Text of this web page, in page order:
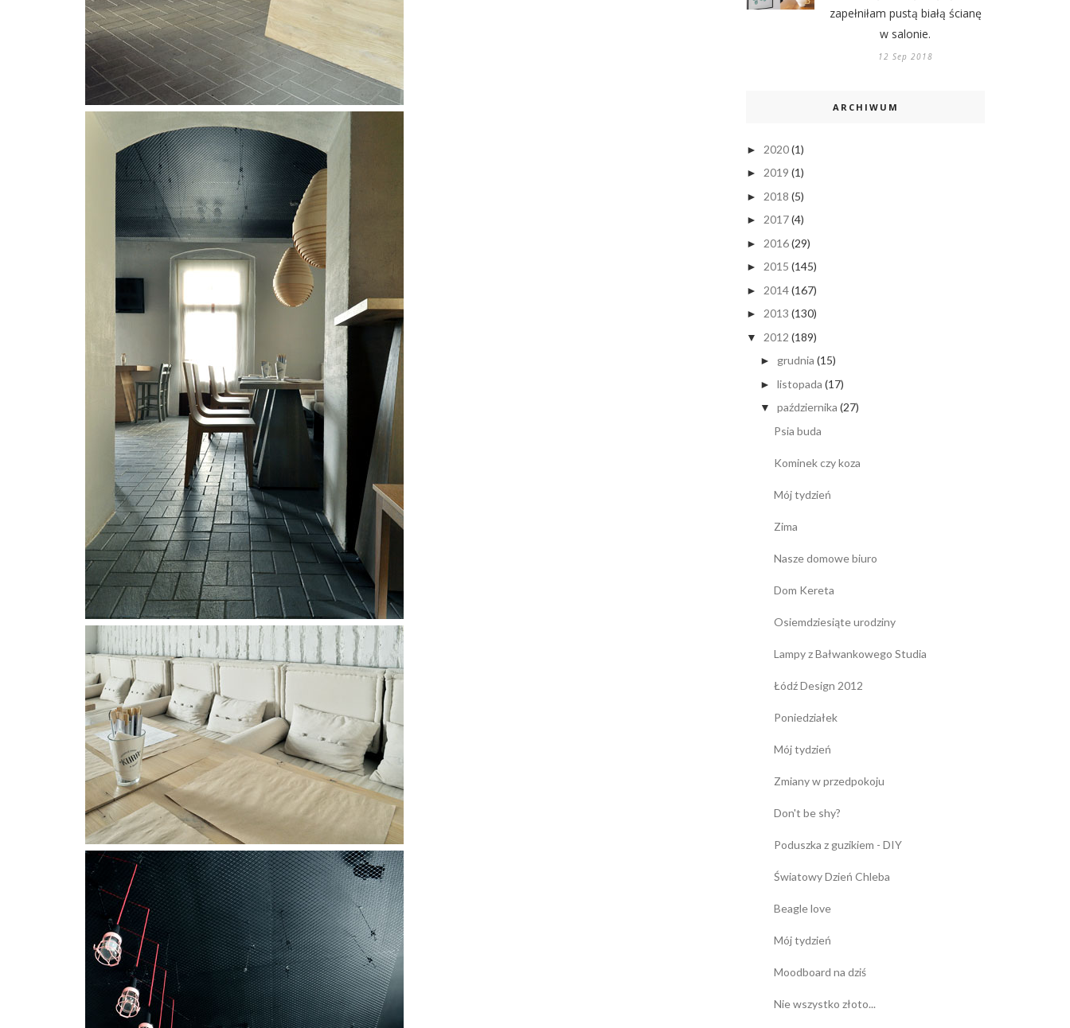
zapełniłam pustą białą ścianę
w salonie.
12 Sep 2018
ARCHIWUM
► 2020(1)
► 2019 (1)
► 2018 (5)
► 2017(4)
► 2016(29)
► 2015 (145)
► 2014(167)
► 2013 (130)
▼ 2012 (189)
► grudnia (15)
► listopada (17)
▼ października (27)
Psia buda
Kominek czy koza
Mój tydzień
Zima
Nasze domowe biuro
Dom Kereta
Osiemdziesiąte urodziny
Lampy z Bałwankowego Studia
Łódź Design 2012
Poniedziałek
Mój tydzień
Zmiany w przedpokoju
Don't be shy?
Poduszka z guzikiem - DIY
Światowy Dzień Chleba
Beagle love
Mój tydzień
Moodboard na dziś
Nie wszystko złoto...